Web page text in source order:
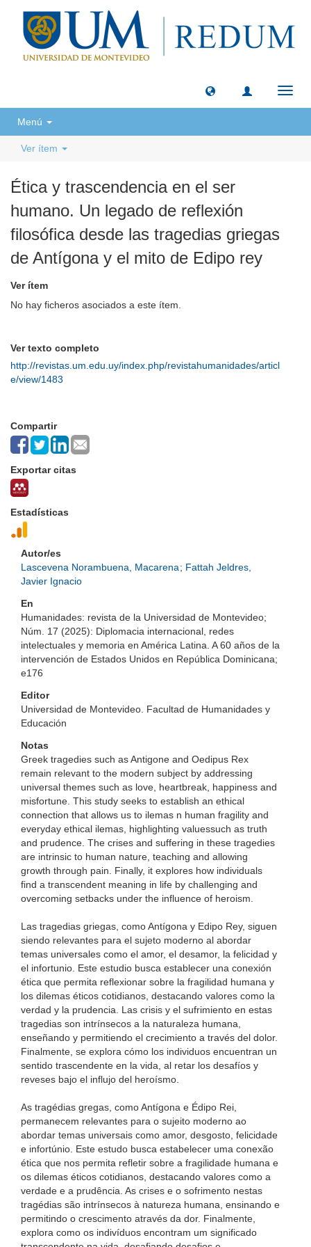
Menú
Ver ítem
Ética y trascendencia en el ser
humano. Un legado de reflexión
filosófica desde las tragedias griegas
de Antígona y el mito de Edipo rey
Ver ítem
No hay ficheros asociados a este ítem.
Ver texto completo
http://revistas.um.edu.uy/index.php/revistahumanidades/articl
e/view/1483
Compartir
Exportar citas
Estadísticas
Autor/es
Lascevena Norambuena, Macarena; Fattah Jeldres,
Javier Ignacio
En
Humanidades: revista de la Universidad de Montevideo;
Núm. 17 (2025): Diplomacia internacional, redes
intelectuales y memoria en América Latina. A 60 años de la
intervención de Estados Unidos en República Dominicana;
e176
Editor
Universidad de Montevideo. Facultad de Humanidades y
Educación
Notas
Greek tragedies such as Antigone and Oedipus Rex
remain relevant to the modern subject by addressing
universal themes such as love, heartbreak, happiness and
misfortune. This study seeks to establish an ethical
connection that allows us to ilemas n human fragility and
everyday ethical ilemas, highlighting valuessuch as truth
and prudence. The crises and suffering in these tragedies
are intrinsic to human nature, teaching and allowing
growth through pain. Finally, it explores how individuals
find a transcendent meaning in life by challenging and
overcoming setbacks under the influence of heroism.
Las tragedias griegas, como Antígona y Edipo Rey, siguen
siendo relevantes para el sujeto moderno al abordar
temas universales como el amor, el desamor, la felicidad y
el infortunio. Este estudio busca establecer una conexión
ética que permita reflexionar sobre la fragilidad humana y
los dilemas éticos cotidianos, destacando valores como la
verdad y la prudencia. Las crisis y el sufrimiento en estas
tragedias son intrínsecos a la naturaleza humana,
enseñando y permitiendo el crecimiento a través del dolor.
Finalmente, se explora cómo los individuos encuentran un
sentido trascendente en la vida, al retar los desafíos y
reveses bajo el influjo del heroísmo.
As tragédias gregas, como Antígona e Édipo Rei,
permanecem relevantes para o sujeito moderno ao
abordar temas universais como amor, desgosto, felicidade
e infortúnio. Este estudo busca estabelecer uma conexão
ética que nos permita refletir sobre a fragilidade humana e
os dilemas éticos cotidianos, destacando valores como a
verdade e a prudência. As crises e o sofrimento nestas
tragédias são intrínsecos à natureza humana, ensinando e
permitindo o crescimento através da dor. Finalmente,
explora como os indivíduos encontram um significado